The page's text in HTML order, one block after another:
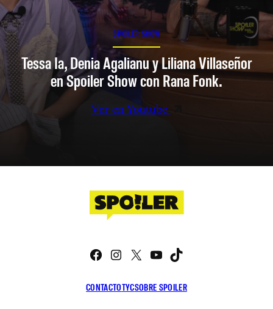
SPOILER SHOW
Tessa Ia, Denia Agalianu y Liliana Villaseñor
en Spoiler Show con Rana Fonk.
Ver en Youtube
CONTACTOTYCSOBRE SPOILER
Facebook
Instagram
X YouTube